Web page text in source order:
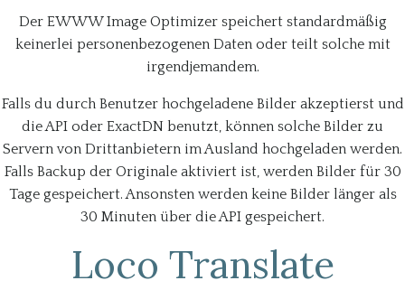
Der EWWW Image Optimizer speichert standardmäßig
keinerlei personenbezogenen Daten oder teilt solche mit
irgendjemandem.
Falls du durch Benutzer hochgeladene Bilder akzeptierst und
die API oder ExactDN benutzt, können solche Bilder zu
Servern von Drittanbietern im Ausland hochgeladen werden.
Falls Backup der Originale aktiviert ist, werden Bilder für 30
Tage gespeichert. Ansonsten werden keine Bilder länger als
30 Minuten über die API gespeichert.
Loco Translate